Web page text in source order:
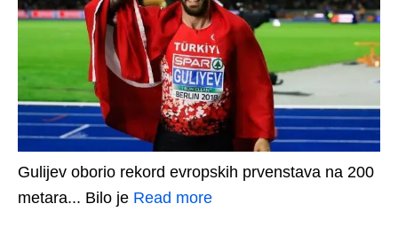
Gulijev oborio rekord evropskih prvenstava na 200
metara... Bilo je Read more